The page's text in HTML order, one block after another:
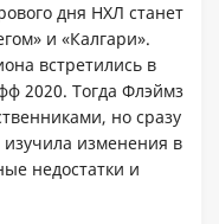
дня НХЛ станет
и «Калгари».
встретились в
2020. Тогда Флэймз
но сразу
изучила изменения в
недостатки и